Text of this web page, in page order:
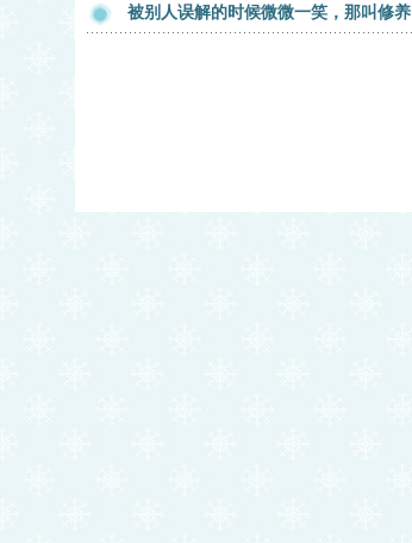
被别人误解的时候微微一笑，那叫修养